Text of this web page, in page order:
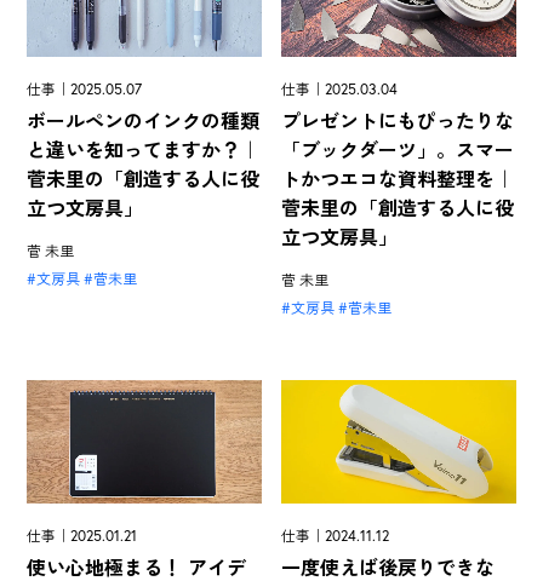
仕事｜2025.05.07
ボールペンのインクの種類
と違いを知ってますか？｜
菅未里の「創造する人に役
立つ文房具」
菅 未里
文房具
菅未里
仕事｜2025.03.04
プレゼントにもぴったりな
「ブックダーツ」。スマー
トかつエコな資料整理を｜
菅未里の「創造する人に役
立つ文房具」
菅 未里
文房具
菅未里
仕事｜2025.01.21
使い心地極まる！ アイデ
仕事｜2024.11.12
一度使えば後戻りできな